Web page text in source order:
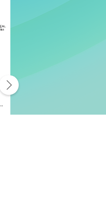
$550 $